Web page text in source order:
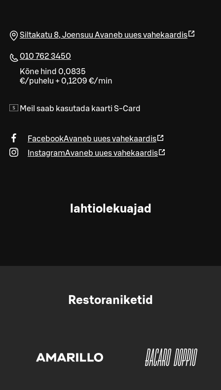
Siltakatu 8, Joensuu Avaneb uues vahekaardis
010 762 3450
Kõne hind 0,0835
€/puhelu + 0,1209 €/min
Meil saab kasutada kaarti S-Card
FacebookAvaneb uues vahekaardis
InstagramAvaneb uues vahekaardis
lahtiolekuajad
Restoraniketid